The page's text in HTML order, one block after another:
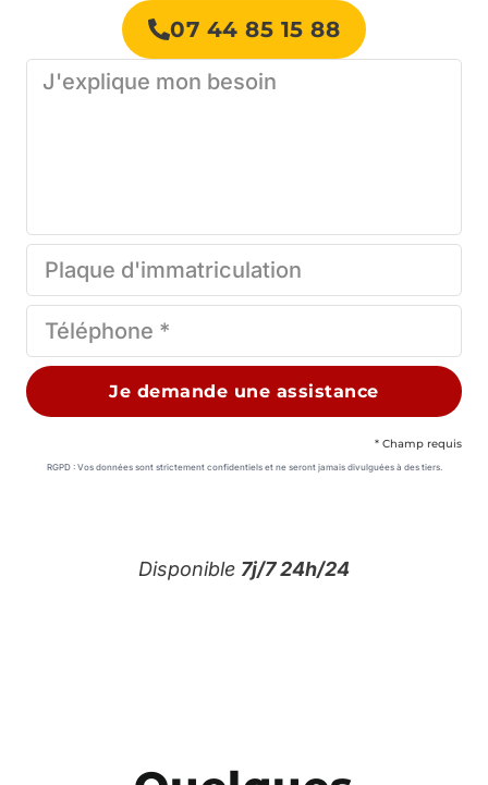
07 44 85 15 88
Je demande une assistance
* Champ requis
RGPD : Vos données sont strictement confidentiels et ne seront jamais divulguées à des tiers.
Disponible 7j/7 24h/24